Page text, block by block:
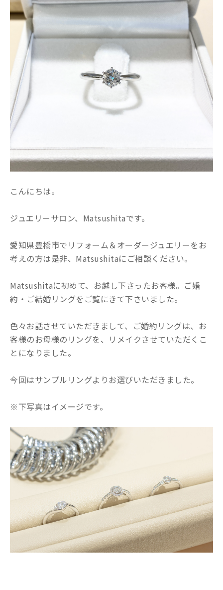
こんにちは。
ジュエリーサロン、Matsushitaです。
愛知県豊橋市でリフォーム＆オーダージュエリーをお
考えの方は是非、Matsushitaにご相談ください。
Matsushitaに初めて、お越し下さったお客様。ご婚
約・ご結婚リングをご覧にきて下さいました。
色々お話させていただきまして、ご婚約リングは、お
客様のお母様のリングを、リメイクさせていただくこ
とになりました。
今回はサンプルリングよりお選びいただきました。
※下写真はイメージです。